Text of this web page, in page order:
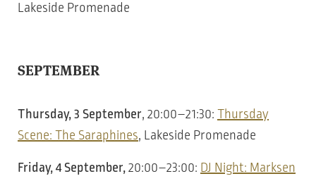
Lakeside Promenade
SEPTEMBER
Thursday, 3 September, 20:00–21:30: Thursday
Scene: The Saraphines, Lakeside Promenade
Friday, 4 September, 20:00–23:00: DJ Night: Marksen